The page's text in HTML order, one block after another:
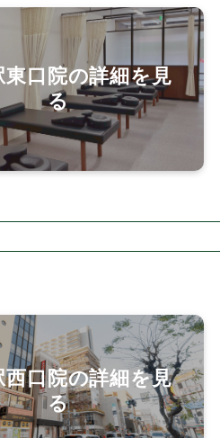
東口院の詳細を見
る
西口院の詳細を見
る